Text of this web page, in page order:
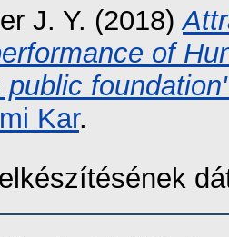
J. Y. (2018)
of
Kar.